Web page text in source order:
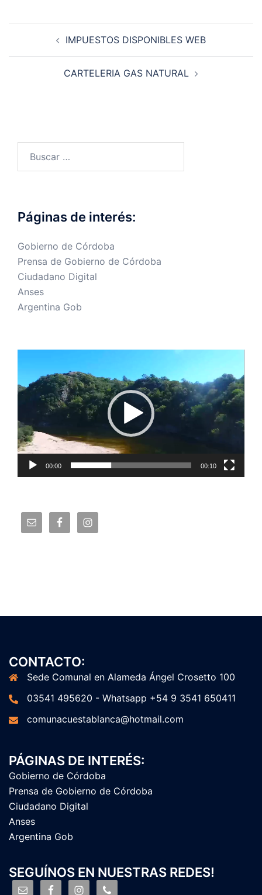
IMPUESTOS DISPONIBLES WEB
CARTELERIA GAS NATURAL
Páginas de interés:
Gobierno de Córdoba
Prensa de Gobierno de Córdoba
Ciudadano Digital
Anses
Argentina Gob
vídeo
00:00 00:10
CONTACTO:
Sede Comunal en Alameda Ángel Crosetto 100
03541 495620 - Whatsapp +54 9 3541 650411
comunacuestablanca@hotmail.com
PÁGINAS DE INTERÉS:
Gobierno de Córdoba
Prensa de Gobierno de Córdoba
Ciudadano Digital
Anses
Argentina Gob
SEGUÍNOS EN NUESTRAS REDES!